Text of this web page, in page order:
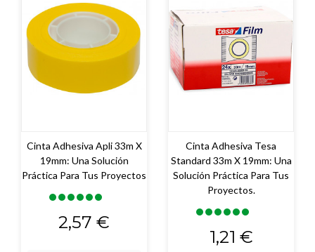
Cinta Adhesiva Apli 33m X
19mm: Una Solución
Práctica Para Tus Proyectos
Precio
2,57 €
Cinta Adhesiva Tesa
Standard 33m X 19mm: Una
Solución Práctica Para Tus
Proyectos.
Precio
1,21 €